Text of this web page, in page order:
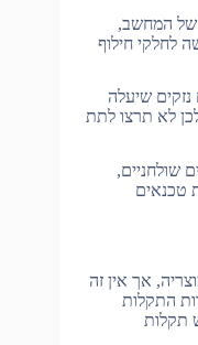
של המחשב,
לחלקי חילוף
נזקים שיעלה
לא תרצו לתת
שולחניים,
טכנאים
אך אין זה
התקלות
תקלות